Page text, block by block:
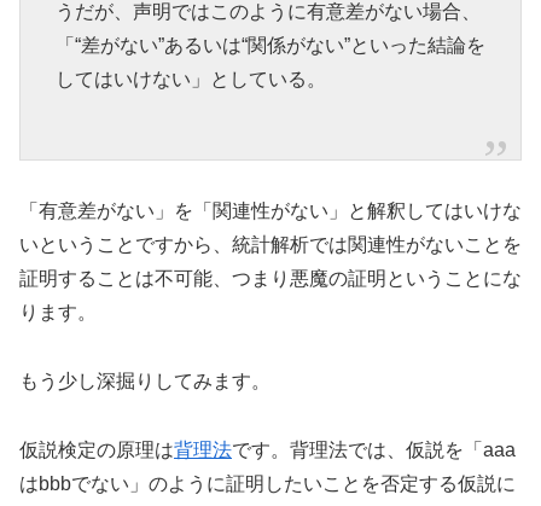
うだが、声明ではこのように有意差がない場合、
「“差がない”あるいは“関係がない”といった結論を
してはいけない」としている。
「有意差がない」を「関連性がない」と解釈してはいけな
いということですから、統計解析では関連性がないことを
証明することは不可能、つまり悪魔の証明ということにな
ります。
もう少し深掘りしてみます。
仮説検定の原理は背理法です。背理法では、仮説を「aaa
はbbbでない」のように証明したいことを否定する仮説に